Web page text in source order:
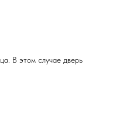
В этом случае дверь